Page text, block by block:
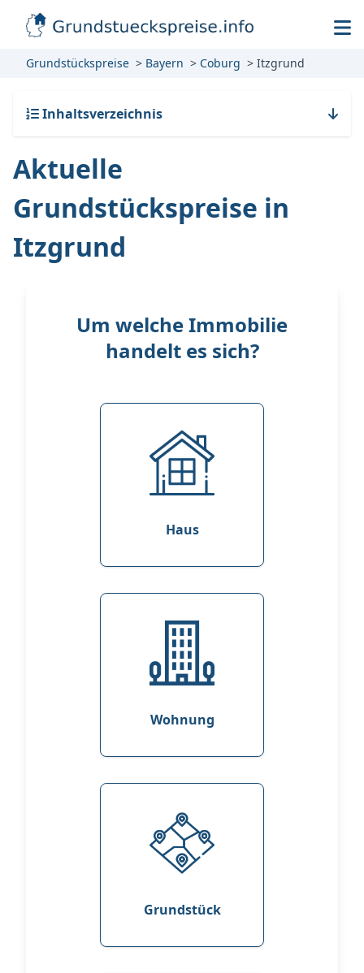
Grundstückspreise Bayern Coburg Itzgrund
Inhaltsverzeichnis
Aktuelle
Grundstückspreise in
Itzgrund
Um welche Immobilie
handelt es sich?
Haus
Wohnung
Grundstück